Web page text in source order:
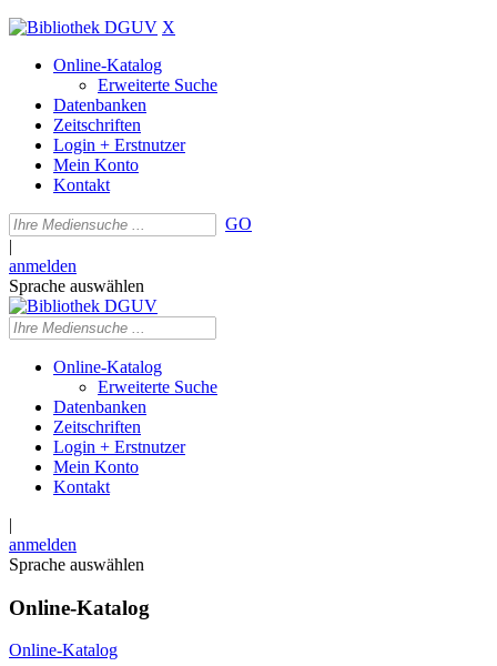
X
Online-Katalog
Erweiterte Suche
Datenbanken
Zeitschriften
Login + Erstnutzer
Mein Konto
Kontakt
GO
|
anmelden
Sprache auswählen
Online-Katalog
Erweiterte Suche
Datenbanken
Zeitschriften
Login + Erstnutzer
Mein Konto
Kontakt
|
anmelden
Sprache auswählen
Online-Katalog
Online-Katalog